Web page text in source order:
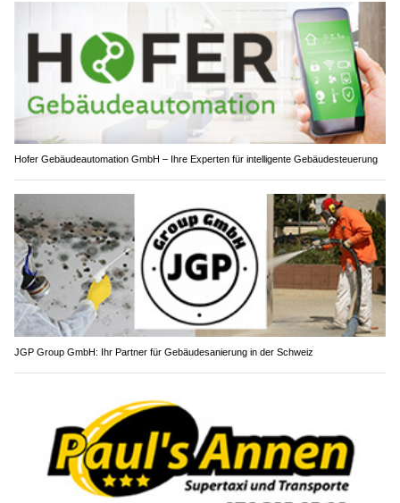
Hofer Gebäudeautomation GmbH – Ihre Experten für intelligente Gebäudesteuerung
JGP Group GmbH: Ihr Partner für Gebäudesanierung in der Schweiz